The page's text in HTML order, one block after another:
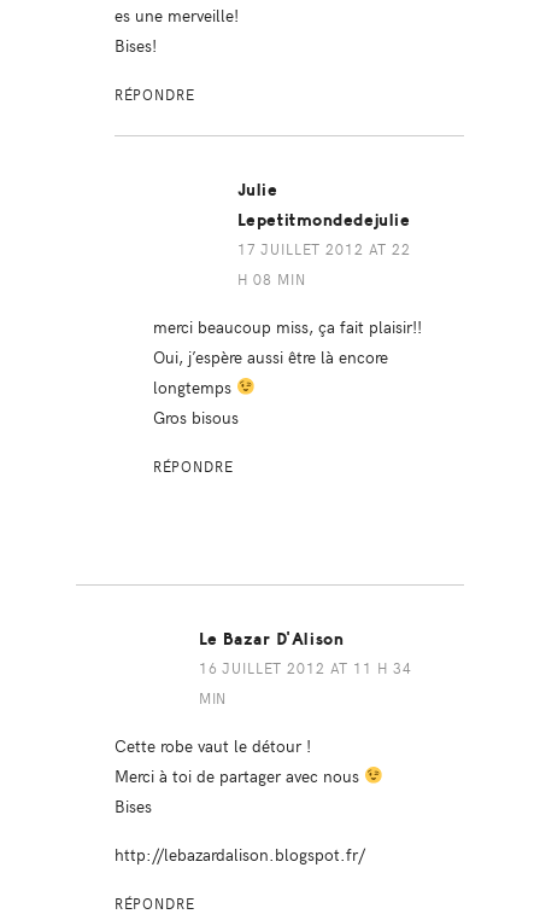
es une merveille!
Bises!
RÉPONDRE
Julie
Lepetitmondedejulie
17 JUILLET 2012 AT 22
H 08 MIN
merci beaucoup miss, ça fait plaisir!!
Oui, j’espère aussi être là encore
longtemps
Gros bisous
RÉPONDRE
Le Bazar D'Alison
16 JUILLET 2012 AT 11 H 34
MIN
Cette robe vaut le détour !
Merci à toi de partager avec nous
Bises
http://lebazardalison.blogspot.fr/
RÉPONDRE